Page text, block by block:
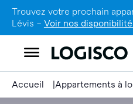
Trouvez votre prochain
Lévis – Voir nos
Accueil Appartements à